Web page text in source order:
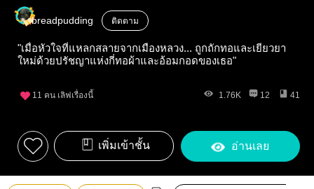
breadpudding ติดตาม
"เมื่อหัวใจที่แหลกสลายจากเมืองหลวง... ถูกถักทอและเยียวยา
ใหม่ด้วยปรัชญาแห่งกี่ทอผ้าและอ้อมกอดของเธอ"
11 คน เลิฟเรื่องนี้ 1.76K 12 41
เพิ่มเข้าชั้น อ่านเลย